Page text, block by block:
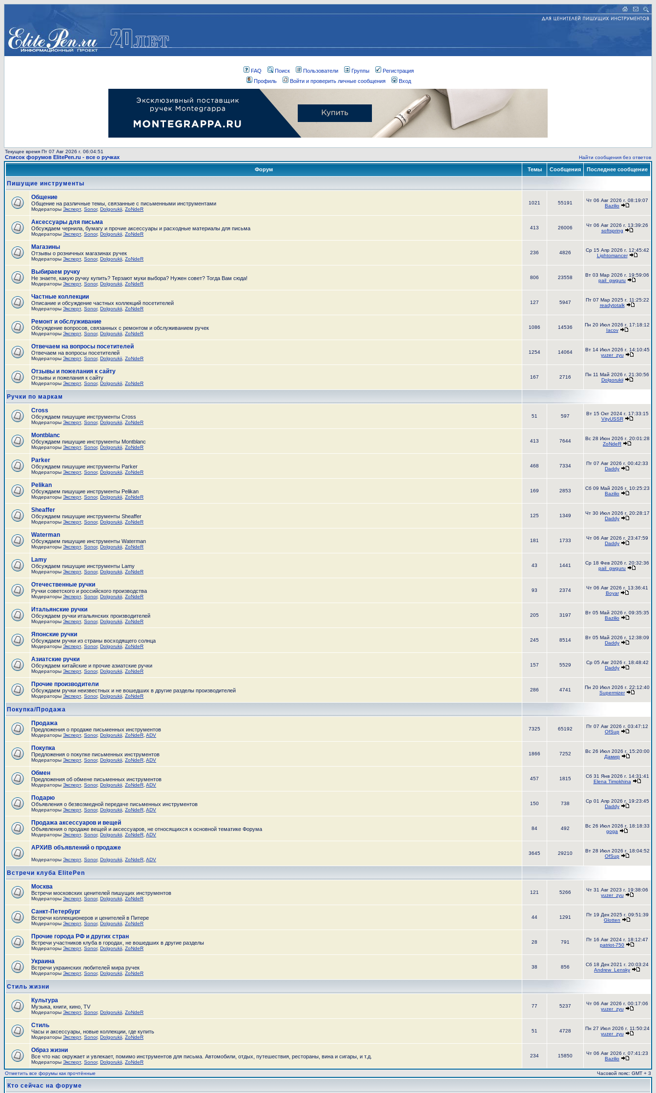
FAQ Поиск Пользователи Группы
Регистрация
Профиль
Войти и проверить личные сообщения Вход
Текущее время Пт 07 Авг 2026 г. 06:04:51
Список форумов ElitePen.ru - все о ручках Найти сообщения без ответов
Форум Темы Сообщения Последнее сообщение
Пишущие инструменты
Общение
Общение на различные темы, связанные с письменными инструментами
Модераторы Эксперт, Sonor, Dolgorukii ZoNdeR
1021 55191
Чт 06 Авг 2026 г. 08:19:07
Bazilio
Аксессуары для письма
Обсуждаем чернила, бумагу и прочие аксессуары и расходные материалы для письма
Модераторы Эксперт, Sonor, Dolgorukii ZoNdeR
413 26006
Чт 06 Авг 2026 г. 13:39:26
softspring
Магазины
Отзывы о розничных магазинах ручек
Модераторы Эксперт, Sonor, Dolgorukii ZoNdeR
236 4826
Ср 15 Апр 2026 г. 12:45:42
Lightomancer
Выбираем ручку
Не знаете, какую ручку купить? Терзают муки выбора? Нужен совет? Тогда Вам сюда!
Модераторы Эксперт, Sonor, Dolgorukii ZoNdeR
806 23558
Вт 03 Мар 2026 г. 19:59:06
pail_gwguru
Частные коллекции
Описание и обсуждение частных коллекций посетителей
Модераторы Эксперт, Sonor, Dolgorukii ZoNdeR
127 5947
Пт 07 Мар 2025 г. 11:25:22
readytotalk
Ремонт и обслуживание
Обсуждение вопросов, связанных с ремонтом и обслуживанием ручек
Модераторы Эксперт, Sonor, Dolgorukii ZoNdeR
1086 14536
Пн 20 Июл 2026 г. 17:18:12
Iacov
Отвечаем на вопросы посетителей
Отвечаем на вопросы посетителей
Модераторы Эксперт, Sonor, Dolgorukii ZoNdeR
1254 14064
Вт 14 Июл 2026 г. 14:10:45
yuzer_zyu
Отзывы и пожелания к сайту
Отзывы и пожелания к сайту
Модераторы Эксперт, Sonor, Dolgorukii ZoNdeR
167 2716
Пн 11 Май 2026 г. 21:30:56
Dolgorukii
Ручки по маркам
Cross
Обсуждаем пишущие инструменты Cross
Модераторы Эксперт, Sonor, Dolgorukii ZoNdeR
51 597
Вт 15 Окт 2024 г. 17:33:15
VityUSSR
Montblanc
Обсуждаем пишущие инструменты Montblanc
Модераторы Эксперт, Sonor, Dolgorukii ZoNdeR
413 7644
Вс 28 Июн 2026 г. 20:01:28
ZoNdeR
Parker
Обсуждаем пишущие инструменты Parker
Модераторы Эксперт, Sonor, Dolgorukii ZoNdeR
468 7334
Пт 07 Авг 2026 г. 00:42:33
Daddy
Pelikan
Обсуждаем пишущие инструменты Pelikan
Модераторы Эксперт, Sonor, Dolgorukii ZoNdeR
169 2853
Сб 09 Май 2026 г. 10:25:23
Bazilio
Sheaffer
Обсуждаем пишущие инструменты Sheaffer
Модераторы Эксперт, Sonor, Dolgorukii ZoNdeR
125 1349
Чт 30 Июл 2026 г. 20:28:17
Daddy
Waterman
Обсуждаем пишущие инструменты Waterman
Модераторы Эксперт, Sonor, Dolgorukii ZoNdeR
181 1733
Чт 06 Авг 2026 г. 23:47:59
Daddy
Lamy
Обсуждаем пишущие инструменты Lamy
Модераторы Эксперт, Sonor, Dolgorukii ZoNdeR
43 1441
Ср 18 Фев 2026 г. 20:32:36
pail_gwguru
Отечественные ручки
Ручки советского и российского производства
Модераторы Эксперт, Sonor, Dolgorukii ZoNdeR
93 2374
Чт 06 Авг 2026 г. 13:36:41
Boyar
Итальянские ручки
Обсуждаем ручки итальянских производителей
Модераторы Эксперт, Sonor, Dolgorukii ZoNdeR
205 3197
Вт 05 Май 2026 г. 09:35:35
Bazilio
Японские ручки
Обсуждаем ручки из страны восходящего солнца
Модераторы Эксперт, Sonor, Dolgorukii ZoNdeR
245 8514
Вт 05 Май 2026 г. 12:38:09
Daddy
Азиатские ручки
Обсуждаем китайские и прочие азиатские ручки
Модераторы Эксперт, Sonor, Dolgorukii ZoNdeR
157 5529
Ср 05 Авг 2026 г. 18:48:42
Daddy
Прочие производители
Обсуждаем ручки неизвестных и не вошедших в другие разделы производителей
Модераторы Эксперт, Sonor, Dolgorukii ZoNdeR
286 4741
Пн 20 Июл 2026 г. 22:12:40
Supermizer
Покупка/Продажа
Продажа
Предложения о продаже письменных инструментов
Модераторы Эксперт, Sonor, Dolgorukii ZoNdeR ADV
7325 65192
Пт 07 Авг 2026 г. 03:47:12
OfSup
Покупка
Предложения о покупке письменных инструментов
Модераторы Эксперт, Sonor, Dolgorukii ZoNdeR ADV
1866 7252
Вс 26 Июл 2026 г. 15:20:00
Дамир
Обмен
Предложения об обмене письменных инструментов
Модераторы Эксперт, Sonor, Dolgorukii ZoNdeR ADV
457 1815
Сб 31 Янв 2026 г. 14:31:41
Elena Timokhina
Подарю
Объявления о безвозмедной передаче письменных инструментов
Модераторы Эксперт, Sonor, Dolgorukii ZoNdeR ADV
150 738
Ср 01 Апр 2026 г. 19:23:45
Daddy
Продажа аксессуаров и вещей
Объявления о продаже вещей и аксессуаров, не относящихся к основной тематике Форума
Модераторы Эксперт, Sonor, Dolgorukii ZoNdeR ADV
84 492
Вс 26 Июл 2026 г. 18:18:33
goga
АРХИВ объявлений о продаже
Модераторы Эксперт, Sonor, Dolgorukii ZoNdeR ADV
3645 29210
Вт 28 Июл 2026 г. 18:04:52
OfSup
Встречи клуба ElitePen
Москва
Встречи московских ценителей пишущих инструментов
Модераторы Эксперт, Sonor, Dolgorukii ZoNdeR
121 5266
Чт 31 Авг 2023 г. 19:38:06
yuzer_zyu
Санкт-Петербург
Встречи коллекционеров и ценителей в Питере
Модераторы Эксперт, Sonor, Dolgorukii ZoNdeR
44 1291
Пт 19 Дек 2025 г. 09:51:39
Glotten
Прочие города РФ и других стран
Встречи участников клуба в городах, не вошедших в другие разделы
Модераторы Эксперт, Sonor, Dolgorukii ZoNdeR
28 791
Пт 16 Авг 2024 г. 18:12:47
patriot-750
Украина
Встречи украинских любителей мира ручек
Модераторы Эксперт, Sonor, Dolgorukii ZoNdeR
38 856
Сб 18 Дек 2021 г. 20:03:24
Andrew_Lensky
Стиль жизни
Культура
Музыка, книги, кино, TV
Модераторы Эксперт, Sonor, Dolgorukii ZoNdeR
77 5237
Чт 06 Авг 2026 г. 00:17:06
yuzer_zyu
Стиль
Часы и аксесcуары, новые коллекции, где купить
Модераторы Эксперт, Sonor, Dolgorukii ZoNdeR
51 4728
Пн 27 Июл 2026 г. 11:50:24
yuzer_zyu
Образ жизни
Все что нас окружает и увлекает, помимо инструментов для письма. Автомобили, отдых, путешествия, рестораны, вина и сигары, и т.д.
Модераторы Эксперт, Sonor, Dolgorukii ZoNdeR
234 15850
Чт 06 Авг 2026 г. 07:41:23
Bazilio
Отметить все форумы как прочтённые Часовой пояс: GMT + 3
Кто сейчас на форуме